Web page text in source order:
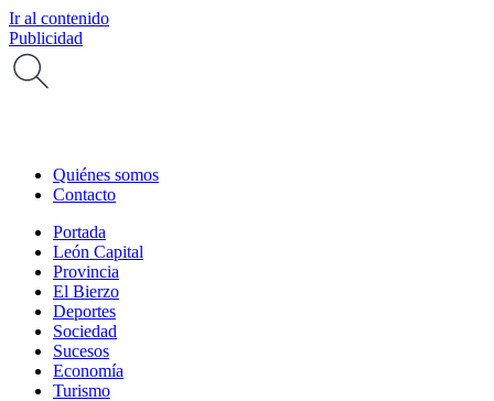
Ir al contenido
Publicidad
Quiénes somos
Contacto
Portada
León Capital
Provincia
El Bierzo
Deportes
Sociedad
Sucesos
Economía
Turismo